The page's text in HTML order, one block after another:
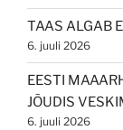
TAAS ALGAB
6. juuli 2026
EESTI
JÕUDIS
6. juuli 2026